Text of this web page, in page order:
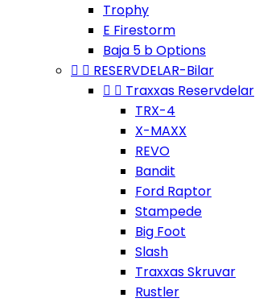
Trophy
E Firestorm
Baja 5 b Options
  RESERVDELAR-Bilar
  Traxxas Reservdelar
TRX-4
X-MAXX
REVO
Bandit
Ford Raptor
Stampede
Big Foot
Slash
Traxxas Skruvar
Rustler